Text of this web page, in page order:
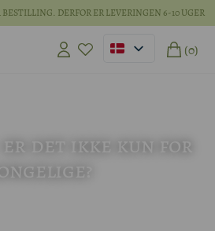
DERFOR ER LEVERINGEN 6-10 UGER
(0)
er det ikke kun for